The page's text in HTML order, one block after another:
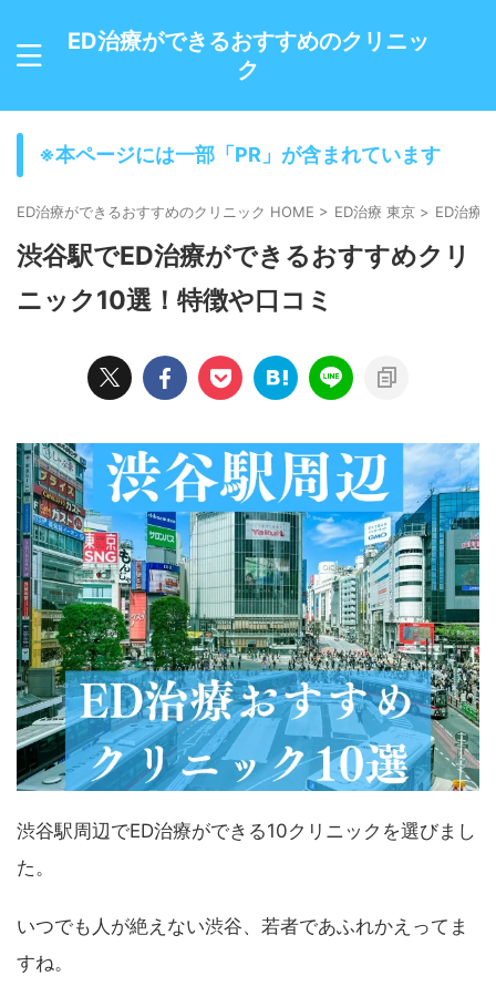
ED治療ができるおすすめのクリニッ
ク
※本ページには一部「PR」が含まれています
ED治療ができるおすすめのクリニック HOME > ED治療 東京 > ED治療
渋谷駅でED治療ができるおすすめクリ
ニック10選！特徴や口コミ
渋谷駅周辺でED治療ができる10クリニックを選びまし
た。
いつでも人が絶えない渋谷、若者であふれかえってま
すね。